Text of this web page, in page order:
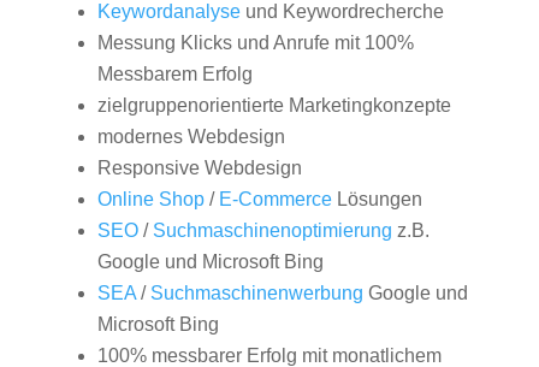
Keywordanalyseund Keywordrecherche
Messung Klicks und Anrufe mit 100%
Messbarem Erfolg
zielgruppenorientierte Marketingkonzepte
modernes Webdesign
Responsive Webdesign
Online Shop/ E-CommerceLösungen
SEO/ Suchmaschinenoptimierung z.B.
Google und Microsoft Bing
SEA/ Suchmaschinenwerbung Google und
Microsoft Bing
100% messbarer Erfolg mit monatlichem